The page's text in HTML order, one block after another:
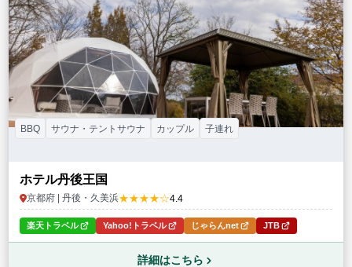
ホテル丹後王国
京都府 | 丹後・久美浜★★★★☆4.4
BBQ サウナ・テントサウナ カップル 子連れ
楽天トラベル Yahoo!トラベル じゃらんnet JTB
詳細はこちら